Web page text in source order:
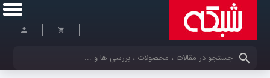
کلمات کلیدی خود را وارد کنید